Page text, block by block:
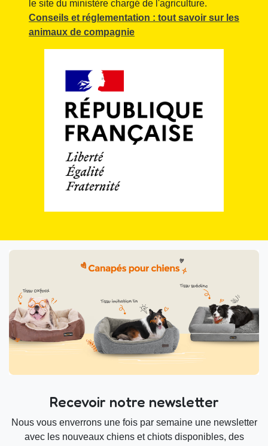
le site du ministère chargé de l'agriculture.
Conseils et réglementation : tout savoir sur les
animaux de compagnie
Recevoir notre newsletter
Nous vous enverrons une fois par semaine une newsletter
avec les nouveaux chiens et chiots disponibles, des